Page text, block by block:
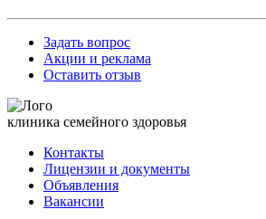
Задать вопрос
Акции и реклама
Оставить отзыв
клиника семейного здоровья
Контакты
Лицензии и документы
Объявления
Вакансии